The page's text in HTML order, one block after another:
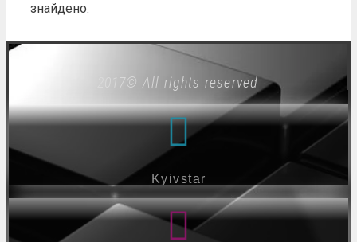
знайдено.
2017© All rights reserved
Kyivstar